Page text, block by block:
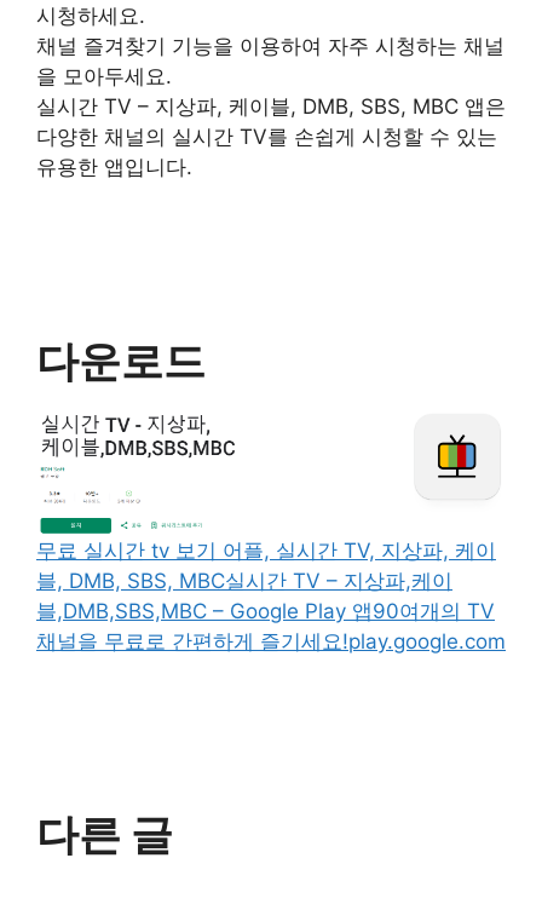
시청하세요.
채널 즐겨찾기 기능을 이용하여 자주 시청하는 채널
을 모아두세요.
실시간 TV – 지상파, 케이블, DMB, SBS, MBC 앱은
다양한 채널의 실시간 TV를 손쉽게 시청할 수 있는
유용한 앱입니다.
다운로드
무료 실시간 tv 보기 어플, 실시간 TV, 지상파, 케이
블, DMB, SBS, MBC실시간 TV – 지상파,케이
블,DMB,SBS,MBC – Google Play 앱90여개의 TV
채널을 무료로 간편하게 즐기세요!play.google.com
다른 글